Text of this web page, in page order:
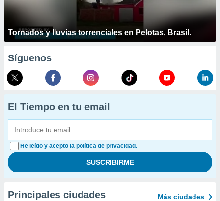
Tornados y lluvias torrenciales en Pelotas, Brasil.
Síguenos
El Tiempo en tu email
He leído y acepto la política de privacidad.
Principales ciudades Más ciudades